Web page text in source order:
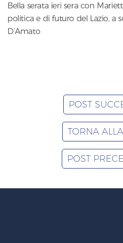
Bella serata ieri sera con
politica e di futuro del Lazio, a
D’Amato
POST
TORNA
POST